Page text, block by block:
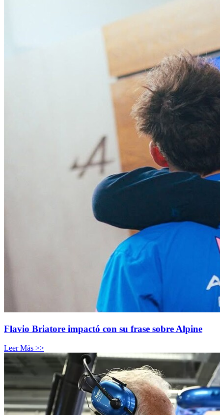
Flavio Briatore impactó con su frase sobre Alpine
Leer Más >>